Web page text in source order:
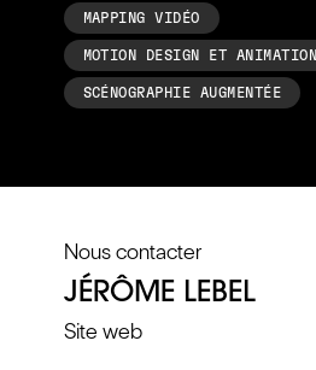
MAPPING VIDÉO
MOTION DESIGN ET ANIMATION
SCÉNOGRAPHIE AUGMENTÉE
Nous contacter
JÉRÔME LEBEL
Site web